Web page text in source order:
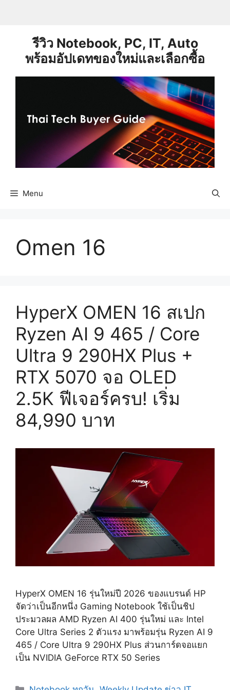
รีวิว Notebook, PC, IT, Auto
พร้อมอัปเดทของใหม่และเลือกซื้อ
Menu
Omen 16
HyperX OMEN 16 สเปก
Ryzen AI 9 465 / Core
Ultra 9 290HX Plus +
RTX 5070 จอ OLED
2.5K ฟีเจอร์ครบ! เริ่ม
84,990 บาท
HyperX OMEN 16 รุ่นใหม่ปี 2026 ของแบรนด์ HP
จัดว่าเป็นอีกหนึ่ง Gaming Notebook ใช้เป็นชิป
ประมวลผล AMD Ryzen AI 400 รุ่นใหม่ และ Intel
Core Ultra Series 2 ตัวแรง มาพร้อมรุ่น Ryzen AI 9
465 / Core Ultra 9 290HX Plus ส่วนการ์ดจอแยก
เป็น NVIDIA GeForce RTX 50 Series
Categories